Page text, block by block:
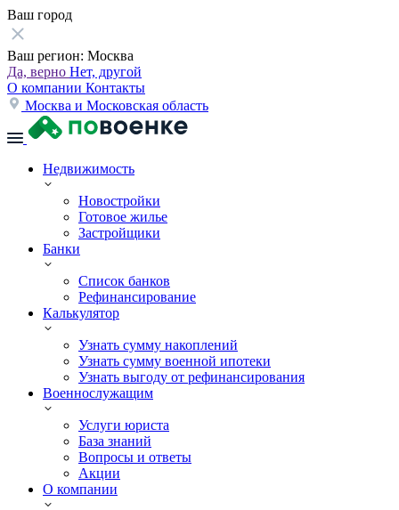
Ваш город
Ваш регион: Москва
Да, верно Нет, другой
О компании Контакты
Москва и Московская область
Недвижимость
Новостройки
Готовое жилье
Застройщики
Банки
Список банков
Рефинансирование
Калькулятор
Узнать сумму накоплений
Узнать сумму военной ипотеки
Узнать выгоду от рефинансирования
Военнослужащим
Услуги юриста
База знаний
Вопросы и ответы
Акции
О компании